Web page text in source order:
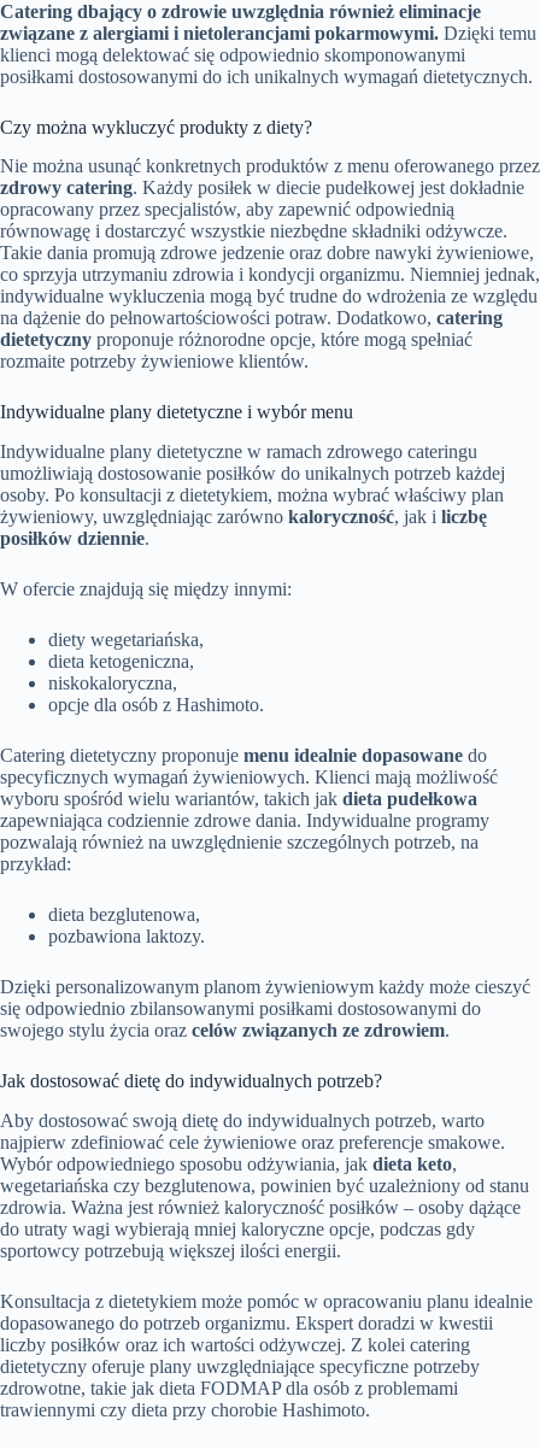
Catering dbający o zdrowie uwzględnia również eliminacje
związane z alergiami i nietolerancjami pokarmowymi. Dzięki temu
klienci mogą delektować się odpowiednio skomponowanymi
posiłkami dostosowanymi do ich unikalnych wymagań dietetycznych.
Czy można wykluczyć produkty z diety?
Nie można usunąć konkretnych produktów z menu oferowanego przez
zdrowy catering. Każdy posiłek w diecie pudełkowej jest dokładnie
opracowany przez specjalistów, aby zapewnić odpowiednią
równowagę i dostarczyć wszystkie niezbędne składniki odżywcze.
Takie dania promują zdrowe jedzenie oraz dobre nawyki żywieniowe,
co sprzyja utrzymaniu zdrowia i kondycji organizmu. Niemniej jednak,
indywidualne wykluczenia mogą być trudne do wdrożenia ze względu
na dążenie do pełnowartościowości potraw. Dodatkowo, catering
dietetyczny proponuje różnorodne opcje, które mogą spełniać
rozmaite potrzeby żywieniowe klientów.
Indywidualne plany dietetyczne i wybór menu
Indywidualne plany dietetyczne w ramach zdrowego cateringu
umożliwiają dostosowanie posiłków do unikalnych potrzeb każdej
osoby. Po konsultacji z dietetykiem, można wybrać właściwy plan
żywieniowy, uwzględniając zarówno kaloryczność, jak i liczbę
posiłków dziennie.
W ofercie znajdują się między innymi:
diety wegetariańska,
dieta ketogeniczna,
niskokaloryczna,
opcje dla osób z Hashimoto.
Catering dietetyczny proponuje menu idealnie dopasowane do
specyficznych wymagań żywieniowych. Klienci mają możliwość
wyboru spośród wielu wariantów, takich jak dieta pudełkowa
zapewniająca codziennie zdrowe dania. Indywidualne programy
pozwalają również na uwzględnienie szczególnych potrzeb, na
przykład:
dieta bezglutenowa,
pozbawiona laktozy.
Dzięki personalizowanym planom żywieniowym każdy może cieszyć
się odpowiednio zbilansowanymi posiłkami dostosowanymi do
swojego stylu życia oraz celów związanych ze zdrowiem.
Jak dostosować dietę do indywidualnych potrzeb?
Aby dostosować swoją dietę do indywidualnych potrzeb, warto
najpierw zdefiniować cele żywieniowe oraz preferencje smakowe.
Wybór odpowiedniego sposobu odżywiania, jak dieta keto,
wegetariańska czy bezglutenowa, powinien być uzależniony od stanu
zdrowia. Ważna jest również kaloryczność posiłków – osoby dążące
do utraty wagi wybierają mniej kaloryczne opcje, podczas gdy
sportowcy potrzebują większej ilości energii.
Konsultacja z dietetykiem może pomóc w opracowaniu planu idealnie
dopasowanego do potrzeb organizmu. Ekspert doradzi w kwestii
liczby posiłków oraz ich wartości odżywczej. Z kolei catering
dietetyczny oferuje plany uwzględniające specyficzne potrzeby
zdrowotne, takie jak dieta FODMAP dla osób z problemami
trawiennymi czy dieta przy chorobie Hashimoto.